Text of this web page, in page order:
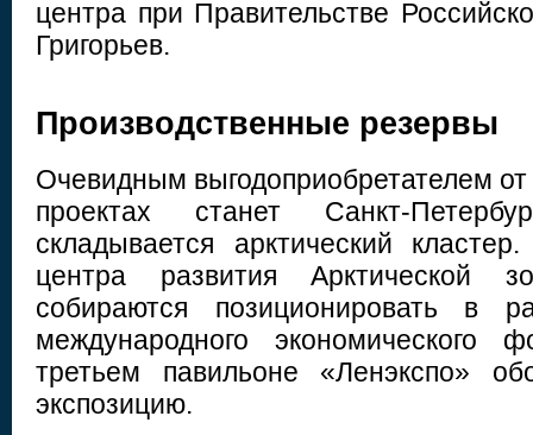
центра при Правительстве
Григорьев.
Производственные резервы
Очевидным выгодоприобретателем от
проектах станет Санкт-
складывается арктический
центра развития Арктической
собираются позиционировать в
международного
третьем павильоне «Ленэкспо»
экспозицию.